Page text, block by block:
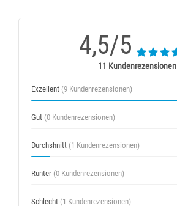
4,5/5
11 Kundenrezensionen
Exzellent (9 Kundenrezensionen)
Gut (0 Kundenrezensionen)
Durchshnitt (1 Kundenrezensionen)
Runter (0 Kundenrezensionen)
Schlecht (1 Kundenrezensionen)